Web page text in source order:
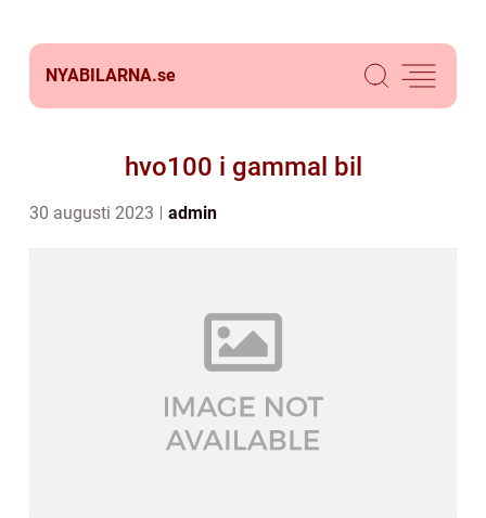
NYABILARNA.se
hvo100 i gammal bil
30 augusti 2023 admin